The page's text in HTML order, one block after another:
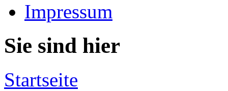
Impressum
Sie sind hier
Startseite